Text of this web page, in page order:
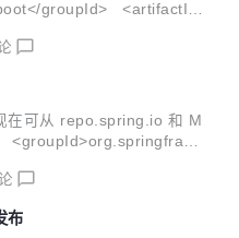
groupId> <artifactId>
号（JAVA 架构日记）之前
更...
在可从 repo.spring.io 和 M
version> <relativePath/>
依赖项升级。 :beetle: Bug
布